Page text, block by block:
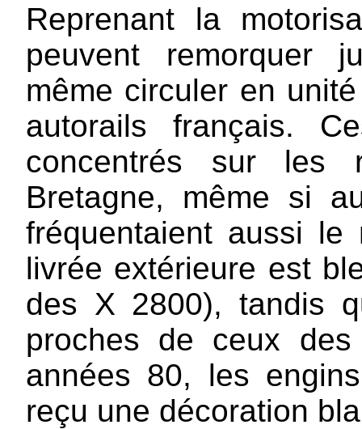
Reprenant la
peuvent remorquer
même circuler en
autorails français.
concentrés sur les
Bretagne, même si
fréquentaient aussi
livrée extérieure est
des X 2800), tandis
proches de ceux
années 80, les
reçu une décoration